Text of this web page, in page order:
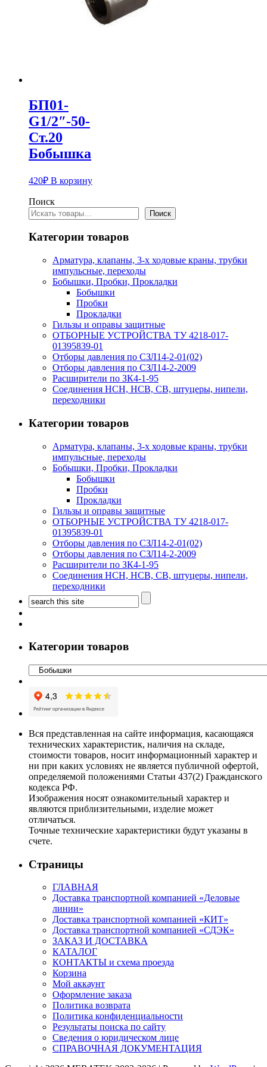
БП01-
G1/2″-50-
Ст.20
Бобышка
420₽ В корзину
Поиск
Поиск
Категории товаров
Арматура, клапаны, 3-х ходовые краны, трубки
импульсные, переходы
Бобышки, Пробки, Прокладки
Бобышки
Пробки
Прокладки
Гильзы и оправы защитные
ОТБОРНЫЕ УСТРОЙСТВА ТУ 4218-017-
01395839-01
Отборы давления по СЗЛ14-2-01(02)
Отборы давления по СЗЛ14-2-2009
Расширители по ЗК4-1-95
Соединения НСН, НСВ, СВ, штуцеры, нипели,
переходники
Категории товаров
Арматура, клапаны, 3-х ходовые краны, трубки
импульсные, переходы
Бобышки, Пробки, Прокладки
Бобышки
Пробки
Прокладки
Гильзы и оправы защитные
ОТБОРНЫЕ УСТРОЙСТВА ТУ 4218-017-
01395839-01
Отборы давления по СЗЛ14-2-01(02)
Отборы давления по СЗЛ14-2-2009
Расширители по ЗК4-1-95
Соединения НСН, НСВ, СВ, штуцеры, нипели,
переходники
Категории товаров
Вся представленная на сайте информация, касающаяся
технических характеристик, наличия на складе,
стоимости товаров, носит информационный характер и
ни при каких условиях не является публичной офертой,
определяемой положениями Статьи 437(2) Гражданского
кодекса РФ.
Изображения носят ознакомительный характер и
являются приблизительными, изделие может
отличаться.
Точные технические характеристики будут указаны в
счете.
Страницы
ГЛАВНАЯ
Доставка транспортной компанией «Деловые
линии»
Доставка транспортной компанией «КИТ»
Доставка транспортной компанией «СДЭК»
ЗАКАЗ И ДОСТАВКА
КАТАЛОГ
КОНТАКТЫ и схема проезда
Корзина
Мой аккаунт
Оформление заказа
Политика возврата
Политика конфиденциальности
Результаты поиска по сайту
Сведения о юридическом лице
СПРАВОЧНАЯ ДОКУМЕНТАЦИЯ